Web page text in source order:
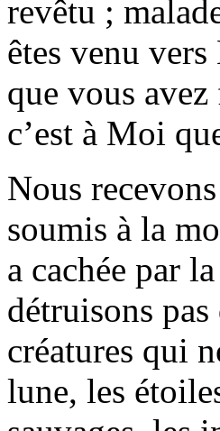
revêtu ;
êtes venu
que vous
c’est à Moi
Nous
soumis à la
a cachée par
détruisons
créatures qui
lune, les